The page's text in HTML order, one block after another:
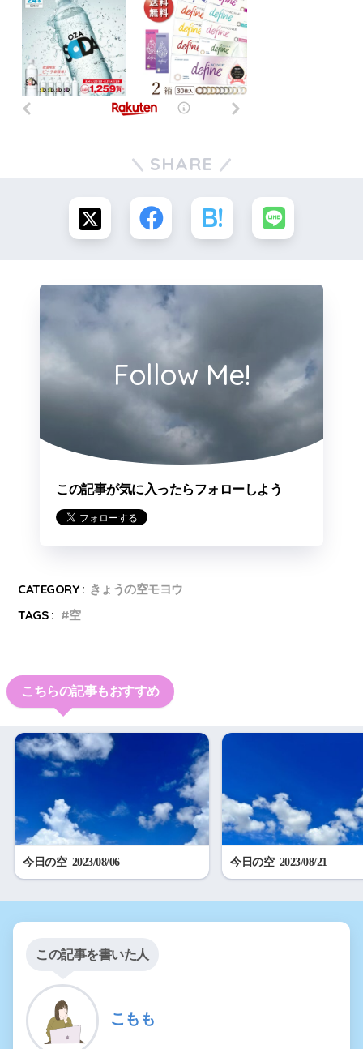
SHARE
Follow Me!
この記事が気に入ったらフォローしよう
CATEGORY : きょうの空モヨウ
TAGS :
空
こちらの記事もおすすめ
今日の空_2023/08/06 今日の空_2023/08/21
この記事を書いた人
こもも